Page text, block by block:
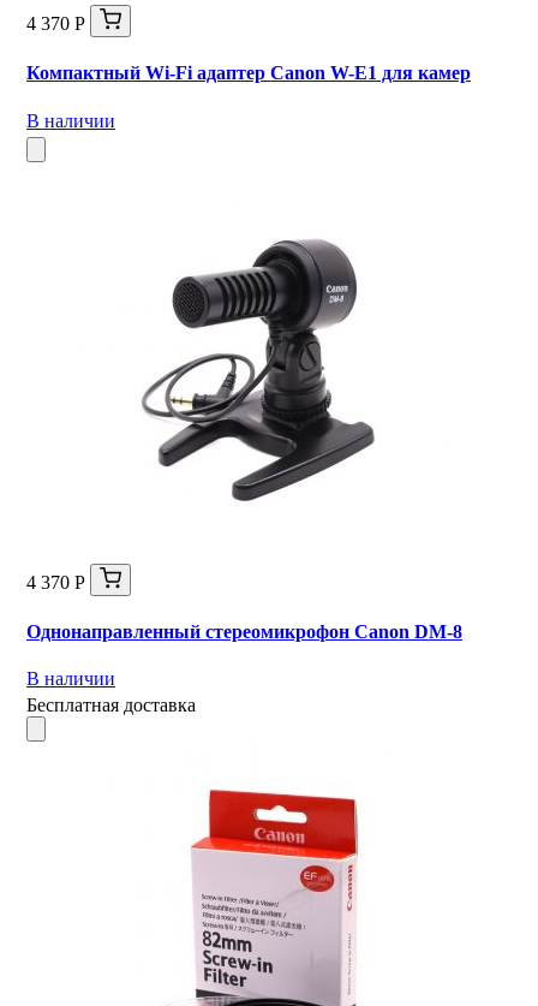
4 370 Р
Компактный Wi-Fi адаптер Canon W-E1 для камер
В наличии
4 370 Р
Однонаправленный стереомикрофон Canon DM-8
В наличии
Бесплатная доставка